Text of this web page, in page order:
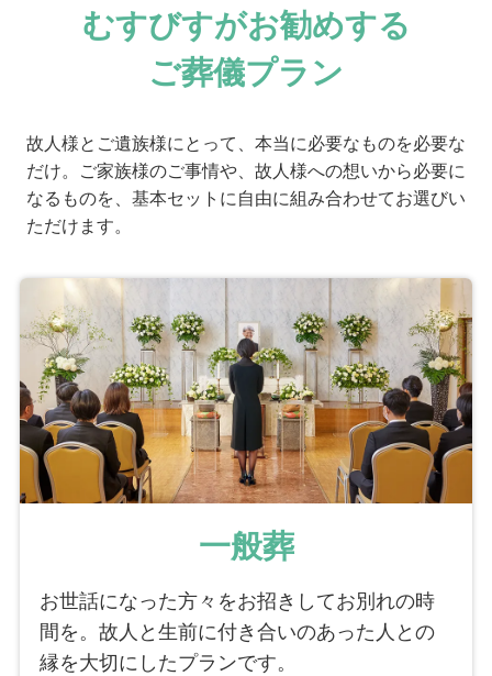
お迎え対応 5
打ち合わせの対応
ご葬儀当日の対応
ご葬儀担当者
むすびすがお勧めする
ご葬儀プラン
故人様とご遺族様にとって、本当に必要なものを必要な
だけ。ご家族様のご事情や、故人様への想いから必要に
なるものを、基本セットに自由に組み合わせてお選びい
ただけます。
一般葬
お世話になった方々をお招きしてお別れの時
間を。故人と生前に付き合いのあった人との
縁を大切にしたプランです。